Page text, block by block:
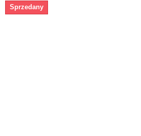
Sprzedany